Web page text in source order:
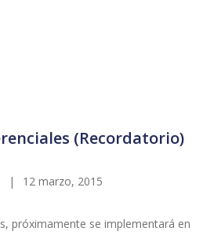
(Recordatorio)
| 12 marzo, 2015
próximamente se implementará en